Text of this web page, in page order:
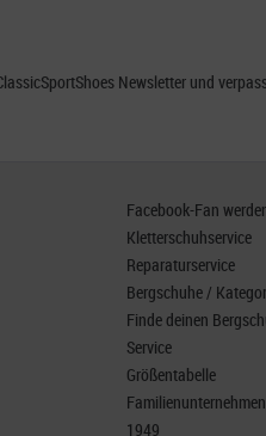
Newsletter und
Facebook-Fan
Kletterschuhservice
Reparaturservice
Bergschuhe /
Finde deinen
Service
Größentabelle
1949